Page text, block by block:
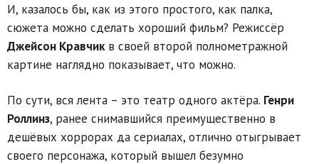
И, казалось бы, как из этого простого, как палка,
сюжета можно сделать хороший фильм? Режиссёр
Джейсон Кравчикв своей второй полнометражной
картине наглядно показывает, что можно.
По сути, вся лента – это театр одного актёра. Генри
Роллинз, ранее снимавшийся преимущественно в
дешёвых хоррорах да сериалах, отлично отыгрывает
своего персонажа, который вышел безумно